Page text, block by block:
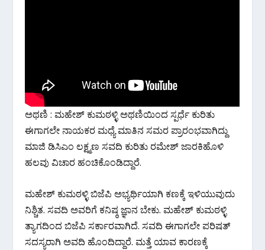
ಅಥಣಿ : ಮಹೇಶ್ ಕುಮಠಳ್ಳಿ ಅಥಣಿಯಿಂದ ಸ್ಪರ್ಧೆ ಕುರಿತು
ಈಗಾಗಲೇ ನಾಯಕರ ಮಧ್ಯೆ ಮಾತಿನ ಸಮರ ಪ್ರಾರಂಭವಾಗಿದ್ದು
ಮಾಜಿ ಡಿಸಿಎಂ ಲಕ್ಷ್ಮಣ ಸವದಿ ಕುರಿತು ರಮೇಶ್ ಜಾರಕಿಹೊಳಿ
ಹಲವು ವಿಚಾರ ಹಂಚಿಕೊಂಡಿದ್ದಾರೆ.
ಮಹೇಶ್ ಕುಮಠಳ್ಳಿ ಬಿಜೆಪಿ ಅಭ್ಯರ್ಥಿಯಾಗಿ ಕಣಕ್ಕೆ ಇಳಿಯುವುದು
ನಿಶ್ಚಿತ. ಸವದಿ ಅವರಿಗೆ ಕನಿಷ್ಠ ಜ್ಞಾನ ಬೇಕು. ಮಹೇಶ್ ಕುಮಠಳ್ಳಿ
ತ್ಯಾಗದಿಂದ ಬಿಜೆಪಿ ಸರ್ಕಾರವಾಗಿದೆ. ಸವದಿ ಈಗಾಗಲೇ ಪರಿಷತ್
ಸದಸ್ಯರಾಗಿ ಅವದಿ ಹೊಂದಿದ್ದಾರೆ. ಮತ್ತೆ ಯಾವ ಕಾರಣಕ್ಕೆ